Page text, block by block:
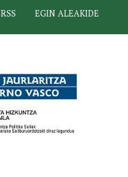
RSS EGIN ALEAKIDE